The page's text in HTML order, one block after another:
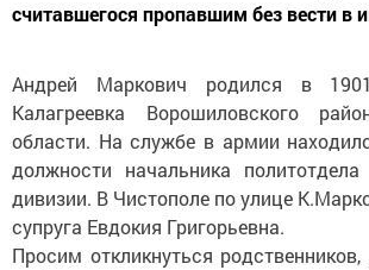
считавшегося пропавшим без вести в
Андрей Маркович родился в
Калагреевка Ворошиловского
области. На службе в армии
должности начальника
дивизии. В Чистополе по улице
супруга Евдокия Григорьевна.
Просим откликнуться